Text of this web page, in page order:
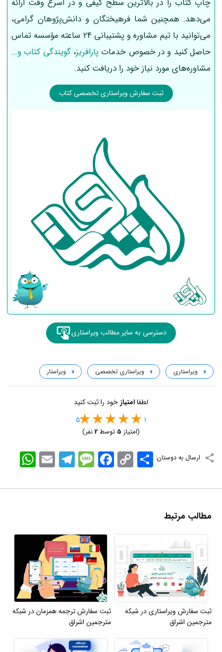
چاپ کتاب را در بالاترین سطح کیفی و در اسرع وقت ارائه
می‌دهد. همچنین شما فرهیختگان و دانش‌پژوهان گرامی،
می‌توانید با تیم مشاوره و پشتیبانی 24 ساعته مؤسسه تماس
حاصل کنید و در خصوص خدمات پارافریز،گویندگی کتاب و...
مشاوره‌های مورد نیاز خود را دریافت کنید.
ثبت سفارش ویراستاری تخصصی کتاب
دسترسی به سایر مطالب ویراستاری
ویراستاری ویراستاری تخصصی ویراستار
لطفاامتیازخود را ثبت کنید
1
5
(امتیاز 5 توسط2نفر)
ارسال به دوستان: WhatsApp EmailTelegramMessageFacebook Copy
Link
اشتراک
مطالب مرتبط
ثبت سفارش ویراستاری در شبکه
مترجمین اشراق
ثبت سفارش ترجمه همزمان در شبکه
مترجمین اشراق